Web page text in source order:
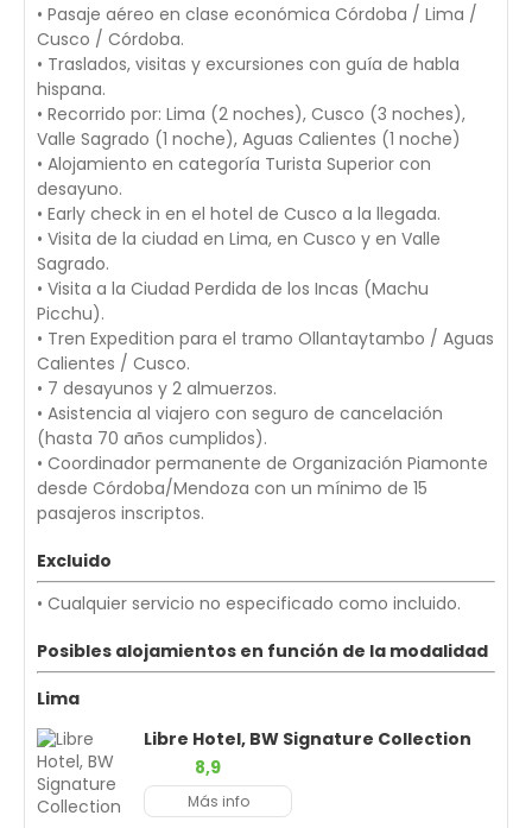
• Pasaje aéreo en clase económica Córdoba / Lima /
Cusco / Córdoba.
• Traslados, visitas y excursiones con guía de habla
hispana.
• Recorrido por: Lima (2 noches), Cusco (3 noches),
Valle Sagrado (1 noche), Aguas Calientes (1 noche)
• Alojamiento en categoría Turista Superior con
desayuno.
• Early check in en el hotel de Cusco a la llegada.
• Visita de la ciudad en Lima, en Cusco y en Valle
Sagrado.
• Visita a la Ciudad Perdida de los Incas (Machu
Picchu).
• Tren Expedition para el tramo Ollantaytambo / Aguas
Calientes / Cusco.
• 7 desayunos y 2 almuerzos.
• Asistencia al viajero con seguro de cancelación
(hasta 70 años cumplidos).
• Coordinador permanente de Organización Piamonte
desde Córdoba/Mendoza con un mínimo de 15
pasajeros inscriptos.
Excluido
• Cualquier servicio no especificado como incluido.
Posibles alojamientos en función de la modalidad
Lima
Libre Hotel, BW Signature Collection
8,9
Más info